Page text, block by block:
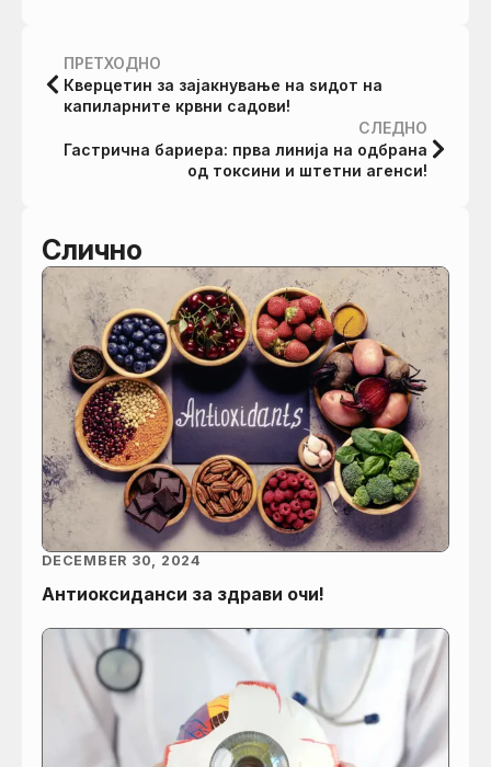
ПРЕТХОДНО
Кверцетин за зајакнување на ѕидот на
капиларните крвни садови!
СЛЕДНО
Гастрична бариера: прва линија на одбрана
од токсини и штетни агенси!
Слично
Антиоксиданси за здрави очи!
DECEMBER 30, 2024